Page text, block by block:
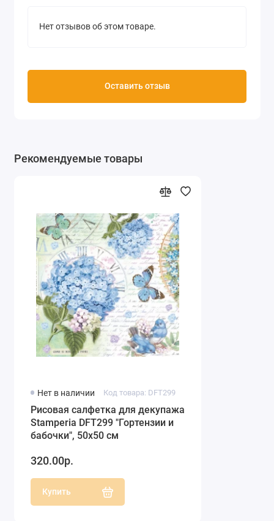
Нет отзывов об этом товаре.
Оставить отзыв
Рекомендуемые товары
Нет в наличии Код товара: DFT299
Рисовая салфетка для декупажа
Stamperia DFT299 "Гортензии и
бабочки", 50х50 см
320.00р.
Купить